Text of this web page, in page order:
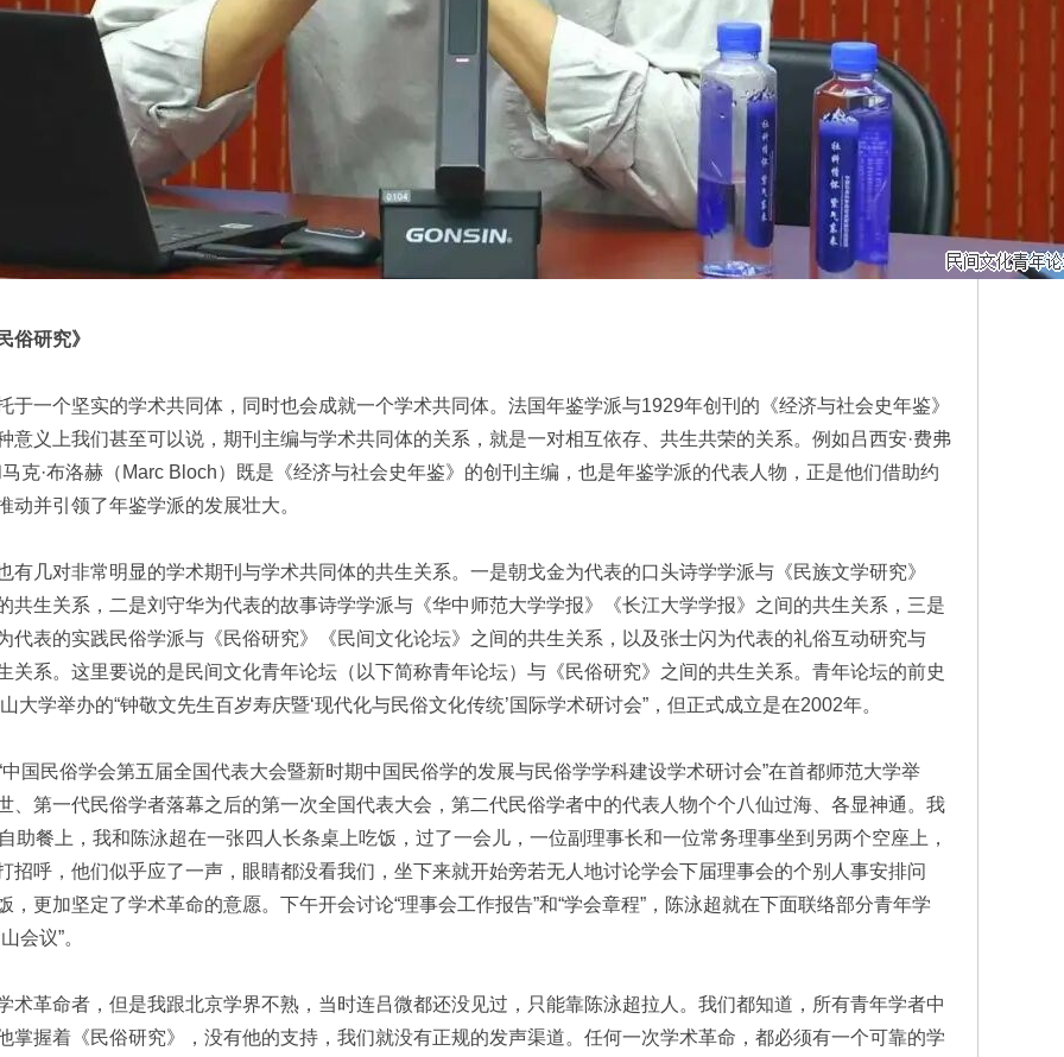
俗研究》
于一个坚实的学术共同体，同时也会成就一个学术共同体。法国年鉴学派与1929年创刊的《经济与社会史年鉴》
意义上我们甚至可以说，期刊主编与学术共同体的关系，就是一对相互依存、共生共荣的关系。例如吕西安·费弗
克·布洛赫（Marc Bloch）既是《经济与社会史年鉴》的创刊主编，也是年鉴学派的代表人物，正是他们借助约
动并引领了年鉴学派的发展壮大。
有几对非常明显的学术期刊与学术共同体的共生关系。一是朝戈金为代表的口头诗学学派与《民族文学研究》
共生关系，二是刘守华为代表的故事诗学学派与《华中师范大学学报》《长江大学学报》之间的共生关系，三是
代表的实践民俗学派与《民俗研究》《民间文化论坛》之间的共生关系，以及张士闪为代表的礼俗互动研究与
关系。这里要说的是民间文化青年论坛（以下简称青年论坛）与《民俗研究》之间的共生关系。青年论坛的前史
大学举办的“钟敬文先生百岁寿庆暨‘现代化与民俗文化传统’国际学术研讨会”，但正式成立是在2002年。
国民俗学会第五届全国代表大会暨新时期中国民俗学的发展与民俗学学科建设学术研讨会”在首都师范大学举
、第一代民俗学者落幕之后的第一次全国代表大会，第二代民俗学者中的代表人物个个八仙过海、各显神通。我
助餐上，我和陈泳超在一张四人长条桌上吃饭，过了一会儿，一位副理事长和一位常务理事坐到另两个空座上，
招呼，他们似乎应了一声，眼睛都没看我们，坐下来就开始旁若无人地讨论学会下届理事会的个别人事安排问
，更加坚定了学术革命的意愿。下午开会讨论“理事会工作报告”和“学会章程”，陈泳超就在下面联络部分青年学
会议”。
术革命者，但是我跟北京学界不熟，当时连吕微都还没见过，只能靠陈泳超拉人。我们都知道，所有青年学者中
掌握着《民俗研究》，没有他的支持，我们就没有正规的发声渠道。任何一次学术革命，都必须有一个可靠的学